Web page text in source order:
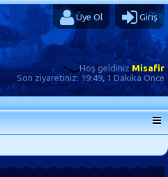
Üye Ol Giriş
Hoş geldinizMisafir
Son ziyaretiniz: 19:49, 1 Dakika Önce